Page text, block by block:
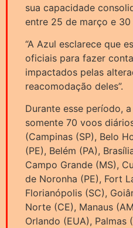
sua capacidade
entre 25 de março e 30
“A Azul esclarece que
oficiais para fazer
impactados pelas
reacomodação deles”.
Durante esse período,
somente 70 voos
(Campinas (SP), Belo
(PE), Belém (PA),
Campo Grande (MS),
de Noronha (PE), Fort
Florianópolis (SC),
Norte (CE), Manaus
Orlando (EUA), Palmas